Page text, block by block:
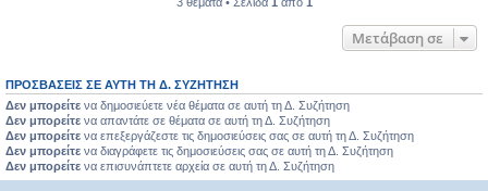
Μετάβαση σε
ΠΡΟΣΒΆΣΕΙΣ ΣΕ ΑΥΤΉ ΤΗ Δ. ΣΥΖΉΤΗΣΗ
Δεν μπορείτε να δημοσιεύετε νέα θέματα σε αυτή τη Δ. Συζήτηση
Δεν μπορείτε να απαντάτε σε θέματα σε αυτή τη Δ. Συζήτηση
Δεν μπορείτε να επεξεργάζεστε τις δημοσιεύσεις σας σε αυτή τη Δ. Συζήτηση
Δεν μπορείτε να διαγράφετε τις δημοσιεύσεις σας σε αυτή τη Δ. Συζήτηση
Δεν μπορείτε να επισυνάπτετε αρχεία σε αυτή τη Δ. Συζήτηση